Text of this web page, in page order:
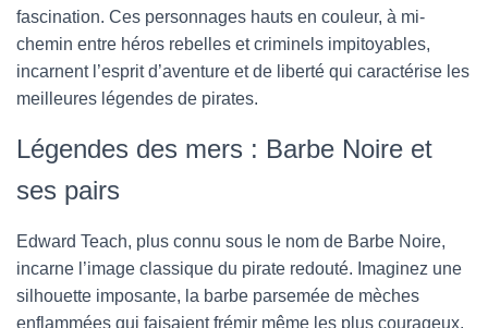
fascination. Ces personnages hauts en couleur, à mi-
chemin entre héros rebelles et criminels impitoyables,
incarnent l’esprit d’aventure et de liberté qui caractérise les
meilleures légendes de pirates.
Légendes des mers : Barbe Noire et
ses pairs
Edward Teach, plus connu sous le nom de Barbe Noire,
incarne l’image classique du pirate redouté. Imaginez une
silhouette imposante, la barbe parsemée de mèches
enflammées qui faisaient frémir même les plus courageux.